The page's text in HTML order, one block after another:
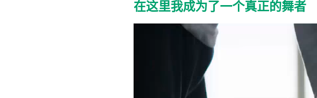
在这里我成为了一个真正的舞者